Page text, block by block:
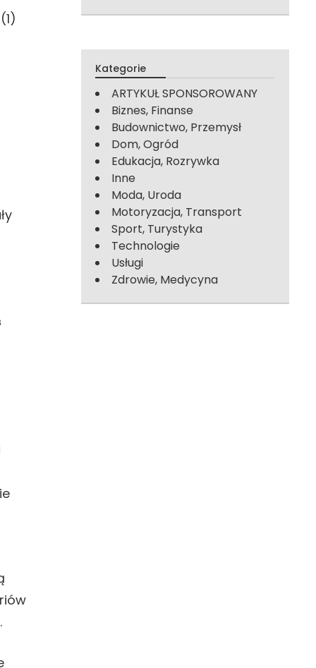
Kategorie
ARTYKUŁ SPONSOROWANY
Biznes, Finanse
Budownictwo, Przemysł
Dom, Ogród
Edukacja, Rozrywka
Inne
Moda, Uroda
Motoryzacja, Transport
Sport, Turystyka
Technologie
Usługi
Zdrowie, Medycyna